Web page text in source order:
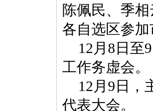
陈佩民、季
各自选区参
12月8日至
工作务虚会。
12月9日，
代表大会。